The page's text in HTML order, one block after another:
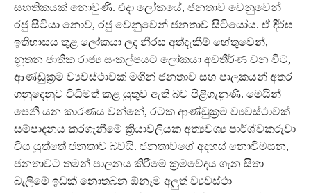
සහතිකයක් නොවුණි. එදා ලෝකයේ, ජනතාව වෙනුවෙන්
රජු සිටියා නොව, රජු වෙනුවෙන් ජනතාව සිටියෝය. ඒ දීර්ඝ
ඉතිහාසය තුළ ලෝකයා ලද නීරස අත්දැකීම් හේතුවෙන්,
නූතන ජාතික රාජ්‍ය සංකල්පයට ලෝකයා අවතීර්ණ වන විට,
ආණ්ඩුක්‍රම ව්‍යවස්ථාවක් මගින් ජනතාව සහ පාලකයන් අතර
ගනුදෙනුව විධිමත් කළ යුතුව ඇති බව පිළිගැනුණි. මෙයින්
පෙනී යන කාරණය වන්නේ, රටක ආණ්ඩුක්‍රම ව්‍යවස්ථාවක්
සම්පාදනය කරගැනීමේ ක්‍රියාවලියක අත්‍යවශ්‍ය පාර්ශ්වකරුවා
විය යුත්තේ ජනතාව බවයි. ජනතාවගේ අදහස් නොවිමසන,
ජනතාවට තමන් පාලනය කිරීමේ ක්‍රමවේදය ගැන සිතා
බැලීමේ ඉඩක් නොතබන ඕනෑම අලුත් ව්‍යවස්ථා